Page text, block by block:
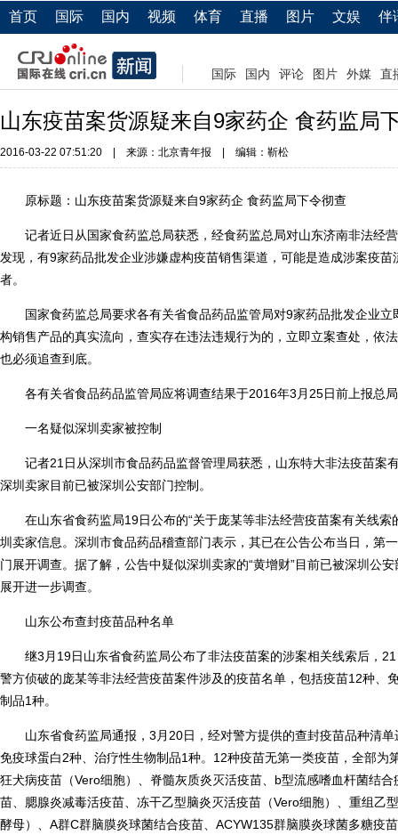
首页 国际 国内 视频 体育 直播 图片 文娱 伴
国际 国内 评论 图片 外媒 直
山东疫苗案货源疑来自9家药企 食药监局
2016-03-22 07:51:20 来源：北京青年报 编辑：靳松
原标题：山东疫苗案货源疑来自9家药企 食药监局下令彻查
记者近日从国家食药监总局获悉，经食药监总局对山东济南非法经
发现，有9家药品批发企业涉嫌虚构疫苗销售渠道，可能是造成涉案疫
者。
国家食药监总局要求各有关省食品药品监管局对9家药品批发企业立
构销售产品的真实流向，查实存在违法违规行为的，立即立案查处，依
也必须追查到底。
各有关省食品药品监管局应将调查结果于2016年3月25日前上报总
一名疑似深圳卖家被控制
记者21日从深圳市食品药品监督管理局获悉，山东特大非法疫苗案
深圳卖家目前已被深圳公安部门控制。
在山东省食药监局19日公布的“关于庞某等非法经营疫苗案有关线索
圳卖家信息。深圳市食品药品稽查部门表示，其已在公告公布当日，第
门展开调查。据了解，公告中疑似深圳卖家的“黄增财”目前已被深圳公
展开进一步调查。
山东公布查封疫苗品种名单
继3月19日山东省食药监局公布了非法疫苗案的涉案相关线索后，21
警方侦破的庞某等非法经营疫苗案件涉及的疫苗名单，包括疫苗12种、
制品1种。
山东省食药监局通报，3月20日，经对警方提供的查封疫苗品种清单
免疫球蛋白2种、治疗性生物制品1种。12种疫苗无第一类疫苗，全部为
狂犬病疫苗（Vero细胞）、脊髓灰质炎灭活疫苗、b型流感嗜血杆菌结
苗、腮腺炎减毒活疫苗、冻干乙型脑炎灭活疫苗（Vero细胞）、重组乙
酵母）、A群C群脑膜炎球菌结合疫苗、ACYW135群脑膜炎球菌多糖疫